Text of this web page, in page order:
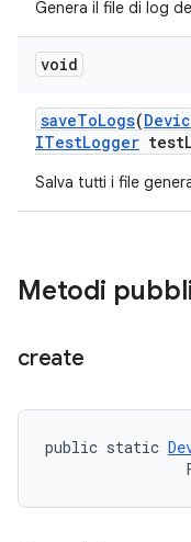
Genera il file di log
void
saveToLogs(
ITestLogger test
Salva tutti i file
Metodi
create
public static